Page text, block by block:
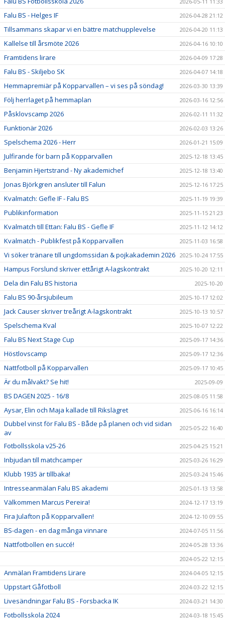
Falu BS - Helges IF 2026-04-28 21:12
Tillsammans skapar vi en bättre matchupplevelse 2026-04-20 11:13
Kallelse till årsmöte 2026 2026-04-16 10:10
Framtidens lirare 2026-04-09 17:28
Falu BS - Skiljebo SK 2026-04-07 14:18
Hemmapremiär på Kopparvallen – vi ses på söndag! 2026-03-30 13:39
Följ herrlaget på hemmaplan 2026-03-16 12:56
Påsklovscamp 2026 2026-02-11 11:32
Funktionär 2026 2026-02-03 13:26
Spelschema 2026 - Herr 2026-01-21 15:09
Julfirande för barn på Kopparvallen 2025-12-18 13:45
Benjamin Hjertstrand - Ny akademichef 2025-12-18 13:40
Jonas Björkgren ansluter till Falun 2025-12-16 17:25
Kvalmatch: Gefle IF - Falu BS 2025-11-19 19:39
Publikinformation 2025-11-15 21:23
Kvalmatch till Ettan: Falu BS - Gefle IF 2025-11-12 14:12
Kvalmatch - Publikfest på Kopparvallen 2025-11-03 16:58
Vi söker tränare till ungdomssidan & pojkakademin 2026 2025-10-24 17:55
Hampus Forslund skriver ettårigt A-lagskontrakt 2025-10-20 12:11
Dela din Falu BS historia 2025-10-20
Falu BS 90-årsjubileum 2025-10-17 12:02
Jack Causer skriver treårigt A-lagskontrakt 2025-10-13 10:57
Spelschema Kval 2025-10-07 12:22
Falu BS Next Stage Cup 2025-09-17 14:36
Höstlovscamp 2025-09-17 12:36
Nattfotboll på Kopparvallen 2025-09-17 10:45
Är du målvakt? Se hit! 2025-09-09
BS DAGEN 2025 - 16/8 2025-08-05 11:58
Aysar, Elin och Maja kallade till Rikslägret 2025-06-16 16:14
Dubbel vinst för Falu BS - Både på planen och vid sidan
av
2025-05-22 16:40
Fotbollsskola v25-26 2025-04-25 15:21
Inbjudan till matchcamper 2025-03-26 16:29
Klubb 1935 är tillbaka! 2025-03-24 15:46
Intresseanmälan Falu BS akademi 2025-01-13 13:58
Välkommen Marcus Pereira! 2024-12-17 13:19
Fira Julafton på Kopparvallen! 2024-12-10 09:55
BS-dagen - en dag många vinnare 2024-07-05 11:56
Nattfotbollen en succé!
2024-05-28 13:36
2024-05-22 12:15
Anmälan Framtidens Lirare 2024-04-05 12:15
Uppstart Gåfotboll 2024-03-22 12:15
Livesändningar Falu BS - Forsbacka IK 2024-03-21 14:30
Fotbollsskola 2024 2024-03-18 15:45